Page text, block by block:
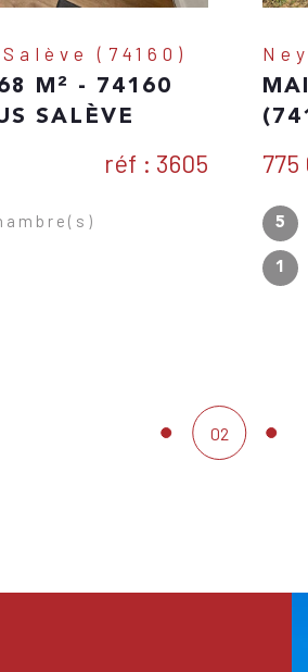
Neydens (74160)
MAISON INDIVIDUELLE
(74160) NEYDENS
775 000 €
5 Pièce(s)
02